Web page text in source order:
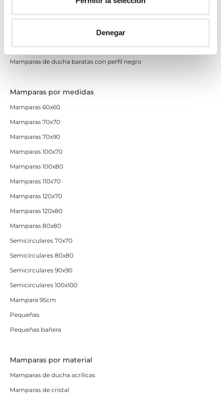
Denegar
Mamparas de perfilería blanca
Mamparas de perfilería oro rosa
Mamparas de perfilería dorada
Mamparas de colores
Mamparas de ducha baratas con perfil negro
Mamparas por medidas
Mamparas 60x60
Mamparas 70x70
Mamparas 70x90
Mamparas 100x70
Mamparas 100x80
Mamparas 110x70
Mamparas 120x70
Mamparas 120x80
Mamparas 80x80
Semicirculares 70x70
Semicirculares 80x80
Semicirculares 90x90
Semicirculares 100x100
Mampara 95cm
Pequeñas
Pequeñas bañera
Mamparas por material
Mamparas de ducha acrílicas
Mamparas de cristal